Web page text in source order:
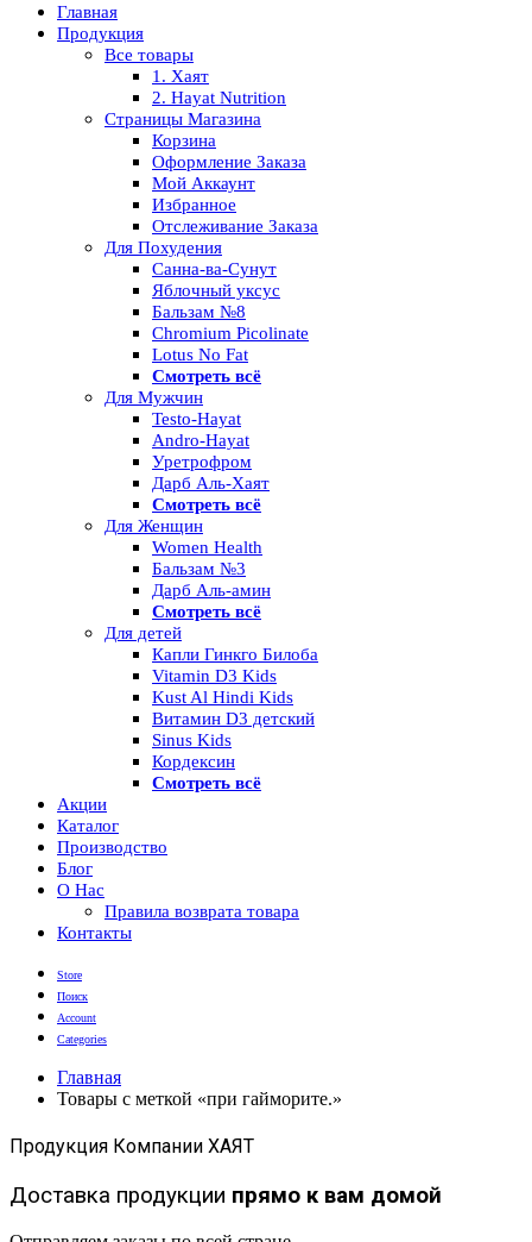
Главная
Продукция
Все товары
1. Хаят
2. Hayat Nutrition
Страницы Магазина
Корзина
Оформление Заказа
Мой Аккаунт
Избранное
Отслеживание Заказа
Для Похудения
Санна-ва-Сунут
Яблочный уксус
Бальзам №8
Chromium Picolinate
Lotus No Fat
Смотреть всё
Для Мужчин
Testo-Hayat
Andro-Hayat
Уретрофром
Дарб Аль-Хаят
Смотреть всё
Для Женщин
Women Health
Бальзам №3
Дарб Аль-амин
Смотреть всё
Для детей
Капли Гинкго Билоба
Vitamin D3 Kids
Kust Al Hindi Kids
Витамин D3 детский
Sinus Kids
Кордексин
Смотреть всё
Акции
Каталог
Производство
Блог
О Нас
Правила возврата товара
Контакты
Store
Поиск
Account
Categories
Главная
Товары с меткой «при гайморите.»
Продукция Компании ХАЯТ
Доставка продукции прямо к вам домой